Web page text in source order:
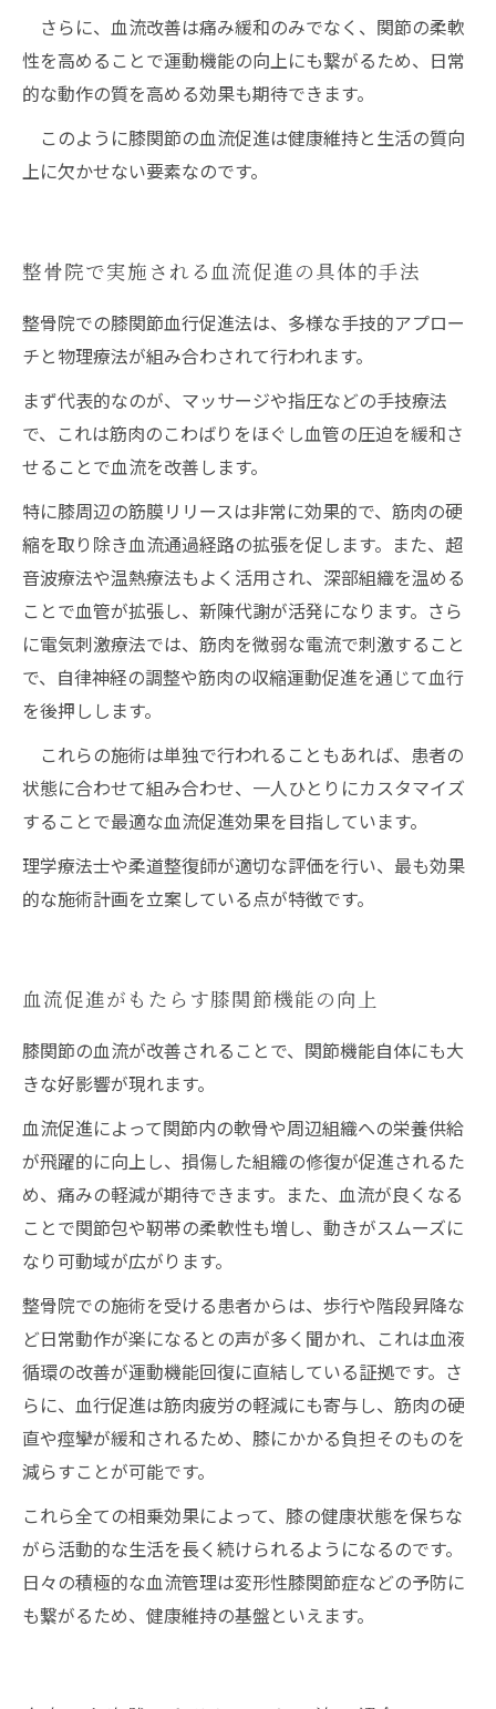
さらに、血流改善は痛み緩和のみでなく、関節の柔軟
性を高めることで運動機能の向上にも繋がるため、日常
的な動作の質を高める効果も期待できます。
このように膝関節の血流促進は健康維持と生活の質向
上に欠かせない要素なのです。
整骨院で実施される血流促進の具体的手法
整骨院での膝関節血行促進法は、多様な手技的アプロー
チと物理療法が組み合わされて行われます。
まず代表的なのが、マッサージや指圧などの手技療法
で、これは筋肉のこわばりをほぐし血管の圧迫を緩和さ
せることで血流を改善します。
特に膝周辺の筋膜リリースは非常に効果的で、筋肉の硬
縮を取り除き血流通過経路の拡張を促します。また、超
音波療法や温熱療法もよく活用され、深部組織を温める
ことで血管が拡張し、新陳代謝が活発になります。さら
に電気刺激療法では、筋肉を微弱な電流で刺激すること
で、自律神経の調整や筋肉の収縮運動促進を通じて血行
を後押しします。
これらの施術は単独で行われることもあれば、患者の
状態に合わせて組み合わせ、一人ひとりにカスタマイズ
することで最適な血流促進効果を目指しています。
理学療法士や柔道整復師が適切な評価を行い、最も効果
的な施術計画を立案している点が特徴です。
血流促進がもたらす膝関節機能の向上
膝関節の血流が改善されることで、関節機能自体にも大
きな好影響が現れます。
血流促進によって関節内の軟骨や周辺組織への栄養供給
が飛躍的に向上し、損傷した組織の修復が促進されるた
め、痛みの軽減が期待できます。また、血流が良くなる
ことで関節包や靭帯の柔軟性も増し、動きがスムーズに
なり可動域が広がります。
整骨院での施術を受ける患者からは、歩行や階段昇降な
ど日常動作が楽になるとの声が多く聞かれ、これは血液
循環の改善が運動機能回復に直結している証拠です。さ
らに、血行促進は筋肉疲労の軽減にも寄与し、筋肉の硬
直や痙攣が緩和されるため、膝にかかる負担そのものを
減らすことが可能です。
これら全ての相乗効果によって、膝の健康状態を保ちな
がら活動的な生活を長く続けられるようになるのです。
日々の積極的な血流管理は変形性膝関節症などの予防に
も繋がるため、健康維持の基盤といえます。